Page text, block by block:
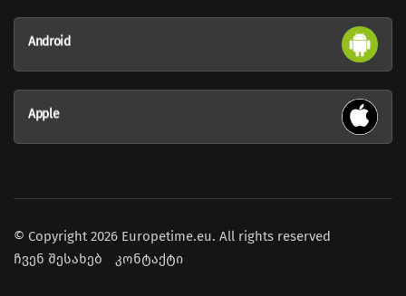
Android
Apple
© Copyright 2026 Europetime.eu. All rights reserved
ჩვენ შესახებ
კონტაქტი